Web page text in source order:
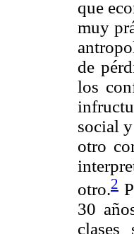
que
muy
de
los
social
otro
otro.2
30
clases